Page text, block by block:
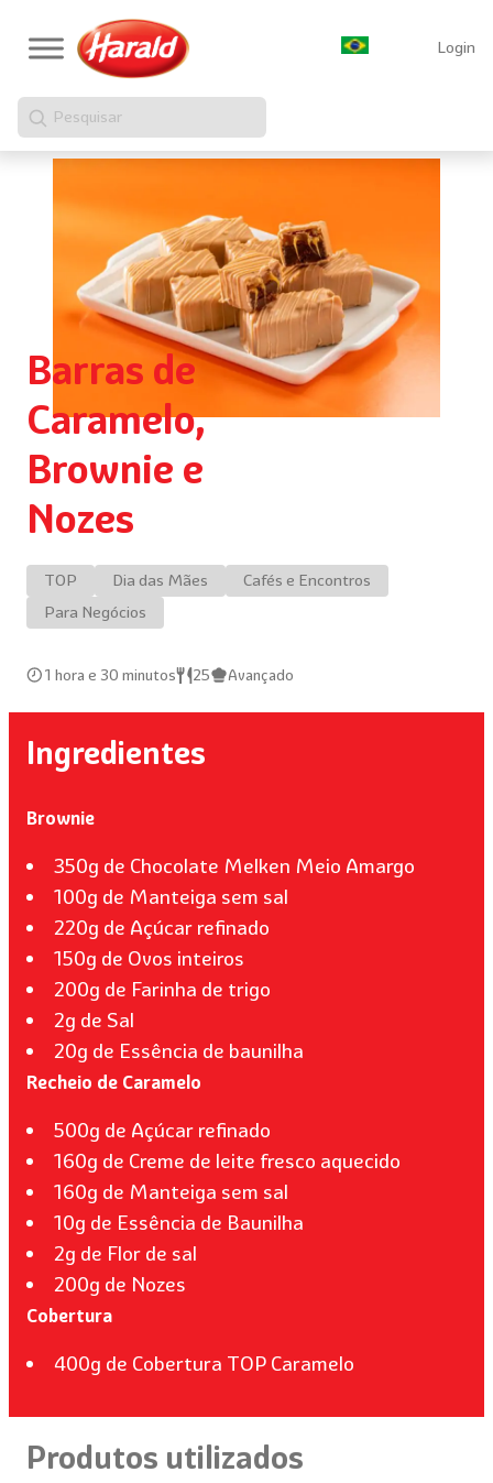
Login
Pesquisar
Barras de
Caramelo,
Brownie e
Nozes
TOP Dia das Mães
Cafés e Encontros
Para Negócios
1 hora e 30 minutos 25 Avançado
Ingredientes
Brownie
350g de Chocolate Melken Meio Amargo
100g de Manteiga sem sal
220g de Açúcar refinado
150g de Ovos inteiros
200g de Farinha de trigo
2g de Sal
20g de Essência de baunilha
Recheio de Caramelo
500g de Açúcar refinado
160g de Creme de leite fresco aquecido
160g de Manteiga sem sal
10g de Essência de Baunilha
2g de Flor de sal
200g de Nozes
Cobertura
400g de Cobertura TOP Caramelo
Produtos utilizados